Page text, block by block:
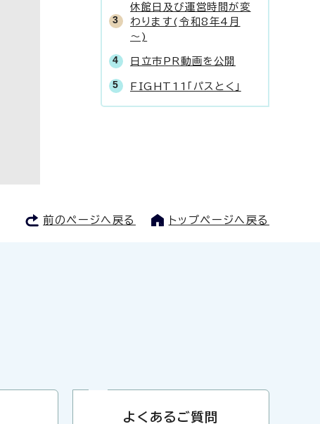
休館日及び運営時間が変
わります(令和8年4月
～)
日立市PR動画を公開
FIGHT11「パスとく」
前のページへ戻る トップページへ戻る
よくあるご質問